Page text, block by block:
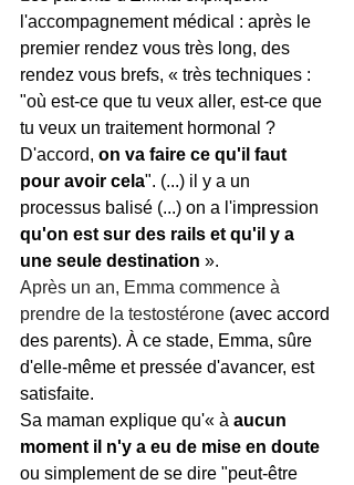
l'accompagnement médical : après le
premier rendez vous très long, des
rendez vous brefs, « très techniques :
"où est-ce que tu veux aller, est-ce que
tu veux un traitement hormonal ?
D'accord, on va faire ce qu'il faut
pour avoir cela". (...) il y a un
processus balisé (...) on a l'impression
qu'on est sur des rails et qu'il y a
une seule destination ».
Après un an, Emma commence à
prendre de la testostérone (avec accord
des parents). À ce stade, Emma, sûre
d'elle-même et pressée d'avancer, est
satisfaite.
Sa maman explique qu'« à aucun
moment il n'y a eu de mise en doute
ou simplement de se dire "peut-être